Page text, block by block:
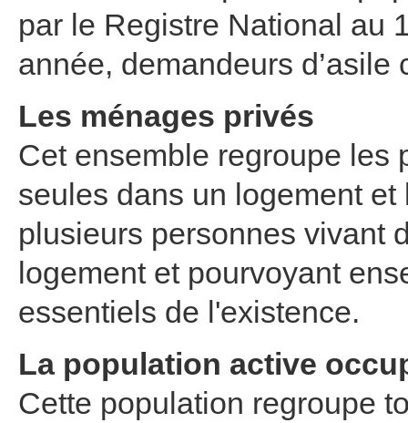
par le Registre National au
année, demandeurs d’asile
Les ménages privés
Cet ensemble regroupe les
seules dans un logement et
plusieurs personnes vivant
logement et pourvoyant
essentiels de l'existence.
La population active
Cette population regroupe